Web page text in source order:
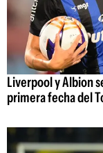
Liverpool y Albion
primera fecha del